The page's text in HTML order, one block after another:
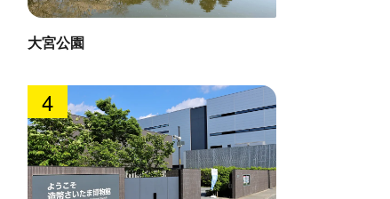
大宮公園
4